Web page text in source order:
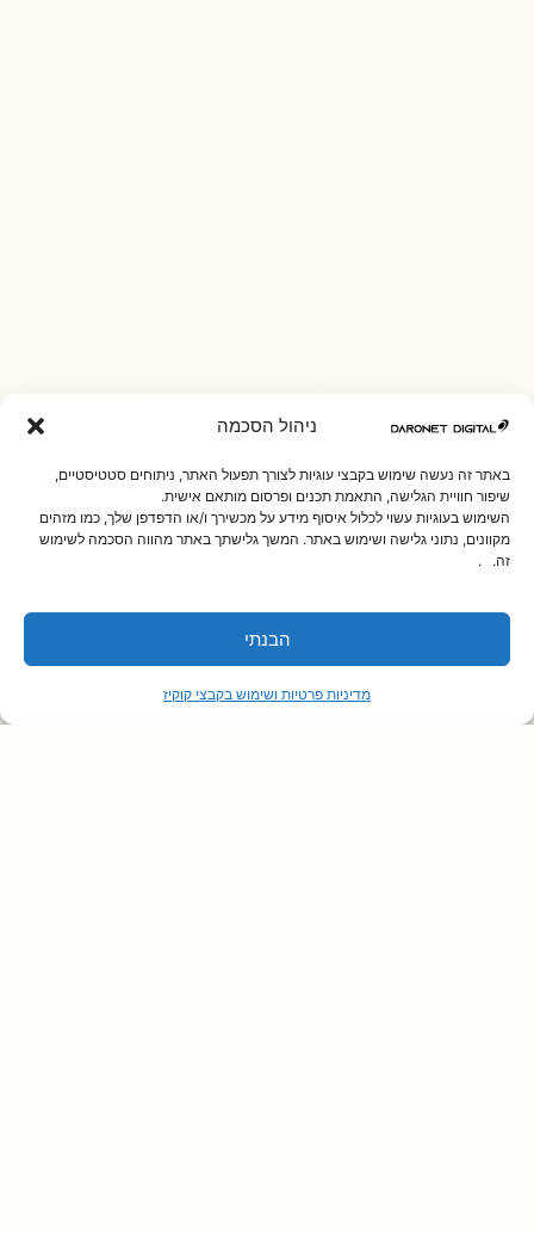
ניהול הסכמה
באתר זה נעשה שימוש בקבצי עוגיות לצורך תפעול האתר, ניתוחים סטטיסטיים,
שיפור חוויית הגלישה, התאמת תכנים ופרסום מותאם אישית.
השימוש בעוגיות עשוי לכלול איסוף מידע על מכשירך ו/או הדפדפן שלך, כמו מזהים
מקוונים, נתוני גלישה ושימוש באתר. המשך גלישתך באתר מהווה הסכמה לשימוש
זה. .
הבנתי
מדיניות פרטיות ושימוש בקבצי קוקיז